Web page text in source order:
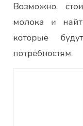
Возможно,
молока и
которые
потребностям.